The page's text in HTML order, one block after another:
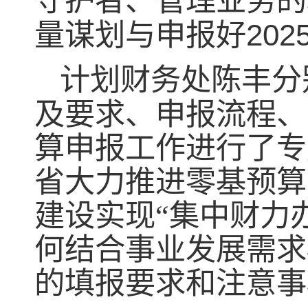
量谋划与申报好
计划财务处陈丰
及要求、申报流程
算申报工作进行了
省大力推进零基预
建设实现“集中财力
何结合事业发展需
的填报要求和注意